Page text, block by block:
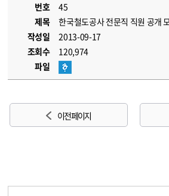
번호
45
제목
한국철도공사 전문직 직원 공개
작성일
2013-09-17
조회수
120,974
파일
이전 페이지